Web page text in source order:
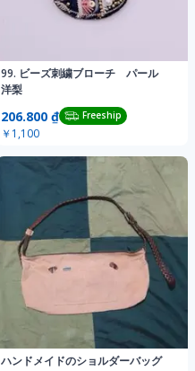
99. ビーズ刺繍ブローチ パール
洋梨
206.800 ₫ Freeship
￥1,100
ハンドメイドのショルダーバッグ